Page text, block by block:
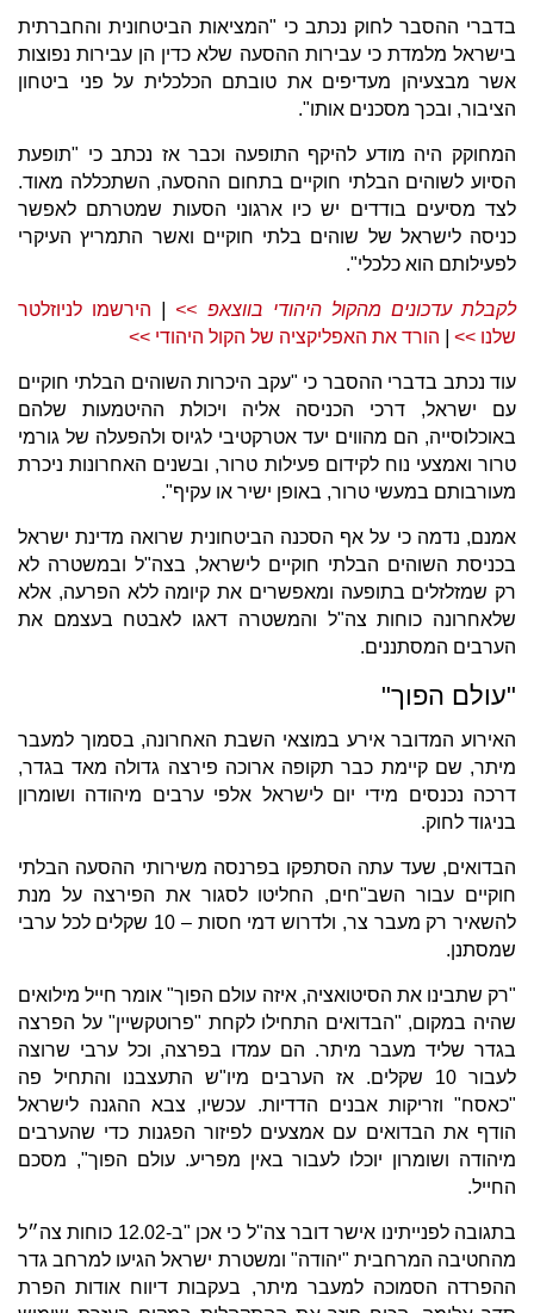
בדברי ההסבר לחוק נכתב כי "המציאות הביטחונית והחברתית
בישראל מלמדת כי עבירות ההסעה שלא כדין הן עבירות נפוצות
אשר מבצעיהן מעדיפים את טובתם הכלכלית על פני ביטחון
הציבור, ובכך מסכנים אותו".
המחוקק היה מודע להיקף התופעה וכבר אז נכתב כי "תופעת
הסיוע לשוהים הבלתי חוקיים בתחום ההסעה, השתכללה מאוד.
לצד מסיעים בודדים יש כיו ארגוני הסעות שמטרתם לאפשר
כניסה לישראל של שוהים בלתי חוקיים ואשר התמריץ העיקרי
לפעילותם הוא כלכלי".
לקבלת עדכונים מהקול היהודי בווצאפ >>
הירשמו לניוזלטר
שלנו >>
הורד את האפליקציה של הקול היהודי >>
עוד נכתב בדברי ההסבר כי "עקב היכרות השוהים הבלתי חוקיים
עם ישראל, דרכי הכניסה אליה ויכולת ההיטמעות שלהם
באוכלוסייה, הם מהווים יעד אטרקטיבי לגיוס ולהפעלה של גורמי
טרור ואמצעי נוח לקידום פעילות טרור, ובשנים האחרונות ניכרת
מעורבותם במעשי טרור, באופן ישיר או עקיף".
אמנם, נדמה כי על אף הסכנה הביטחונית שרואה מדינת ישראל
בכניסת השוהים הבלתי חוקיים לישראל, בצה"ל ובמשטרה לא
רק שמזלזלים בתופעה ומאפשרים את קיומה ללא הפרעה, אלא
שלאחרונה כוחות צה"ל והמשטרה דאגו לאבטח בעצמם את
הערבים המסתננים.
"עולם הפוך"
האירוע המדובר אירע במוצאי השבת האחרונה, בסמוך למעבר
מיתר, שם קיימת כבר תקופה ארוכה פירצה גדולה מאד בגדר,
דרכה נכנסים מידי יום לישראל אלפי ערבים מיהודה ושומרון
בניגוד לחוק.
הבדואים, שעד עתה הסתפקו בפרנסה משירותי ההסעה הבלתי
חוקיים עבור השב"חים, החליטו לסגור את הפירצה על מנת
להשאיר רק מעבר צר, ולדרוש דמי חסות – 10 שקלים לכל ערבי
שמסתנן.
"רק שתבינו את הסיטואציה, איזה עולם הפוך" אומר חייל מילואים
שהיה במקום, "הבדואים התחילו לקחת "פרוטקשיין" על הפרצה
בגדר שליד מעבר מיתר. הם עמדו בפרצה, וכל ערבי שרוצה
לעבור 10 שקלים. אז הערבים מיו"ש התעצבנו והתחיל פה
"כאסח" וזריקות אבנים הדדיות. עכשיו, צבא ההגנה לישראל
הודף את הבדואים עם אמצעים לפיזור הפגנות כדי שהערבים
מיהודה ושומרון יוכלו לעבור באין מפריע. עולם הפוך", מסכם
החייל.
בתגובה לפנייתינו אישר דובר צה"ל כי אכן "ב-12.02 כוחות צה״ל
מהחטיבה המרחבית "יהודה" ומשטרת ישראל הגיעו למרחב גדר
ההפרדה הסמוכה למעבר מיתר, בעקבות דיווח אודות הפרת